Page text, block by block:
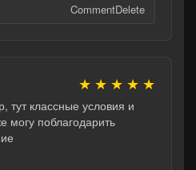
CommentDelete
★ ★ ★ ★ ★
тут классные условия и
могу поблагодарить